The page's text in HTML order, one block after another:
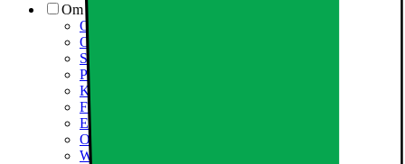
Om Elgiganten
Om Elkjøp Nordic
Om Elgiganten
Samfundsansvar
Presseinformation
Karriere i Elgiganten
Fødevarestyrelsen smiley
Elgigantens Kundeklub
Om Elgiganten Erhverv
Whistleblowing i organisationen